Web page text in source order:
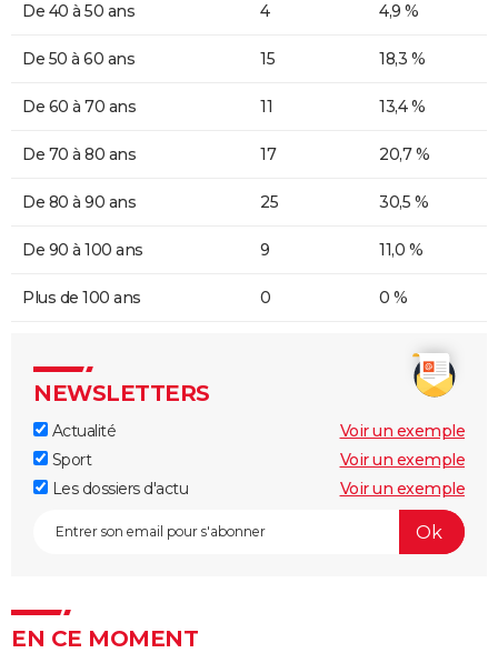
De 40 à 50 ans 4 4,9 %
De 50 à 60 ans 15 18,3 %
De 60 à 70 ans 11 13,4 %
De 70 à 80 ans 17 20,7 %
De 80 à 90 ans 25 30,5 %
De 90 à 100 ans 9 11,0 %
Plus de 100 ans 0 0 %
NEWSLETTERS
Actualité
Voir un exemple
Sport
Voir un exemple
Les dossiers d'actu
Voir un exemple
EN CE MOMENT